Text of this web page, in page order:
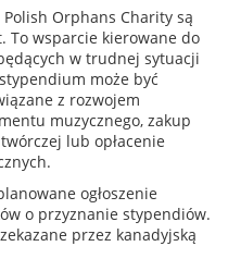
Orphans Charity są
To wsparcie kierowane do
w trudnej sytuacji
może być
z rozwojem
muzycznego, zakup
lub opłacenie
ogłoszenie
o przyznanie stypendiów.
przez kanadyjską